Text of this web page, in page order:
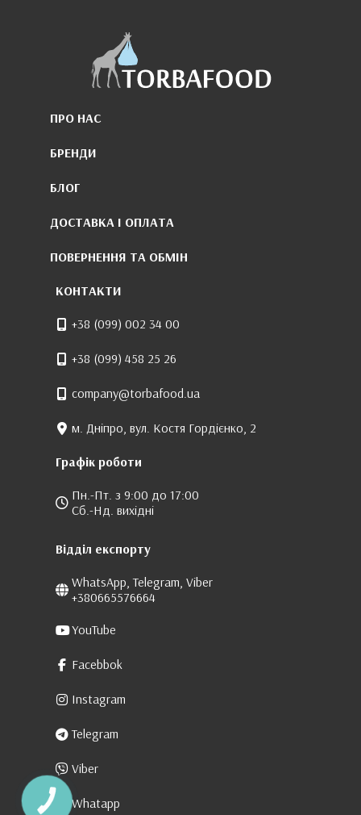
ПРО НАС
БРЕНДИ
БЛОГ
ДОСТАВКА І ОПЛАТА
ПОВЕРНЕННЯ ТА ОБМІН
КОНТАКТИ
+38 (099) 002 34 00
+38 (099) 458 25 26
company@torbafood.ua
м. Дніпро, вул. Костя Гордієнко, 2
Графік роботи
Пн.-Пт. з 9:00 до 17:00
Сб.-Нд. вихідні
Відділ експорту
WhatsApp, Telegram, Viber
+380665576664
YouTube
Facebbok
Instagram
Telegram
Viber
Whatapp
КНОПКА
ЗВ'ЯЗКУ